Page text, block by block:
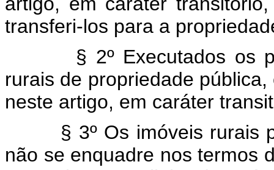
transferi-los para a
§ 2º Executados os
rurais de propriedade
neste artigo, em caráter
§ 3º Os imóveis rurais
não se enquadre nos termos